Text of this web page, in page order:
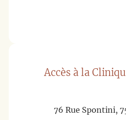
Accès à la
76 Rue Spontini,